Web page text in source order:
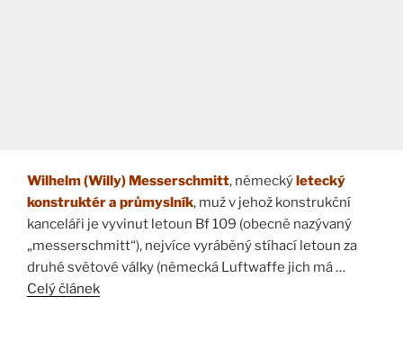
Wilhelm (Willy) Messerschmitt, německýletecký
konstruktér a průmyslník, muž v jehož konstrukční
kanceláři je vyvinut letoun Bf 109 (obecně nazývaný
„messerschmitt“), nejvíce vyráběný stíhací letoun za
druhé světové války (německá Luftwaffe jich má …
Celý článek